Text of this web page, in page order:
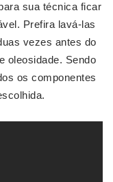
sua técnica ficar
Prefira lavá-las
vezes antes do
oleosidade. Sendo
os componentes